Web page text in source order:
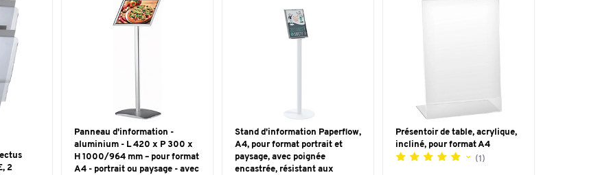
2
Panneau d'information -
aluminium - L 420 x P 300 x
H 1000/964 mm – pour format
A4 - portrait ou paysage - avec
Stand d'information Paperflow,
A4, pour format portrait et
paysage, avec poignée
encastrée, résistant aux
Présentoir de table, acrylique,
incliné, pour format A4
(1)